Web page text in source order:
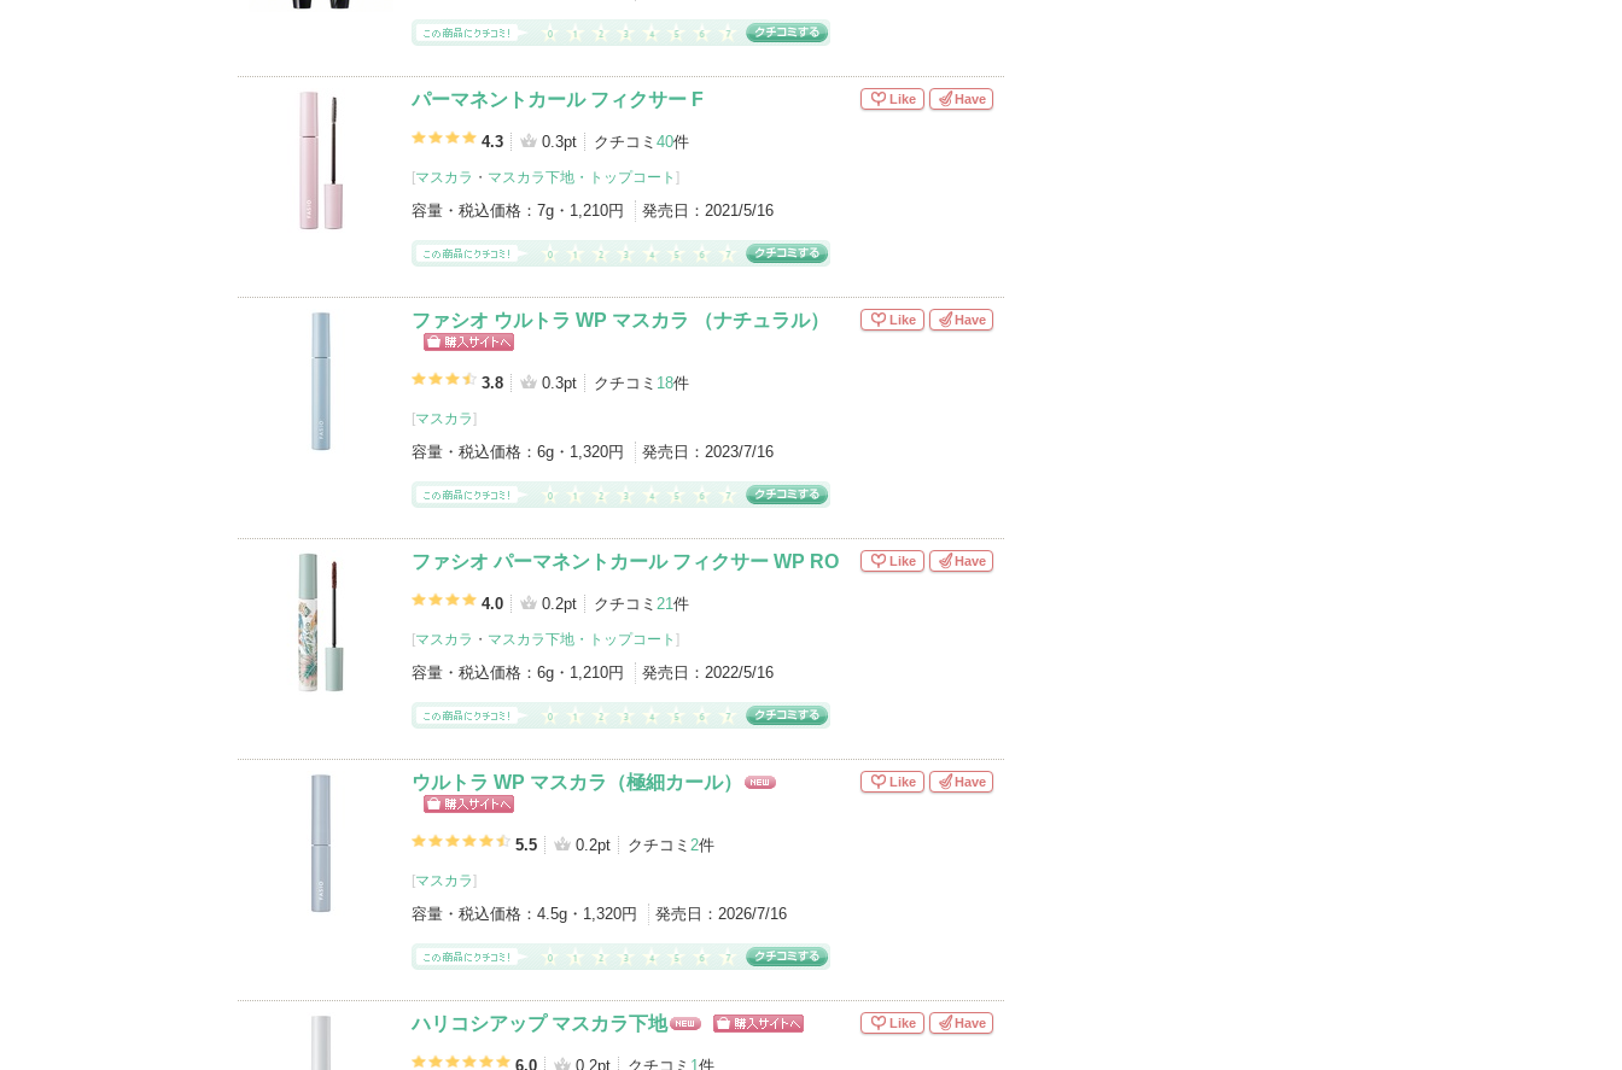
パーマネントカール フィクサー F
4.3 0.3pt クチコミ 40件
[マスカラ ・ マスカラ下地・トップコート ]
容量・税込価格： 7g・1,210円 発売日： 2021/5/16
Like Have
ファシオ ウルトラ WP マスカラ （ナチュラル）
グサイトへ
3.8 0.3pt クチコミ 18件
[マスカラ]
容量・税込価格： 6g・1,320円 発売日： 2023/7/16
Like Have
ファシオ パーマネントカール フィクサー WP RO
4.0 0.2pt クチコミ 21件
[マスカラ ・ マスカラ下地・トップコート ]
容量・税込価格： 6g・1,210円 発売日： 2022/5/16
Like Have
ウルトラ WP マスカラ（極細カール）
グサイトへ
5.5 0.2pt クチコミ 2件
[マスカラ]
容量・税込価格： 4.5g・1,320円 発売日： 2026/7/16
Like Have
ハリコシアップ マスカラ下地
W
6.0 0.2pt クチコミ 1 件
Like Have